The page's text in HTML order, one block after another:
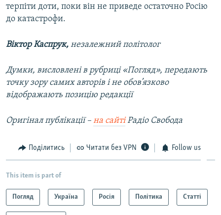
терпіти доти, поки він не приведе остаточно Росію
до катастрофи.
Віктор Каспрук, незалежний політолог
Думки, висловлені в рубриці «Погляд», передають
точку зору самих авторів і не обов’язково
відображають позицію редакції
Оригінал публікації – на сайтіРадіо Свобода
Поділитись Читати без VPN Follow us
This item is part of
Погляд Україна Росія Політика Статті